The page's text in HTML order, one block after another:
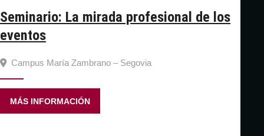
Seminario: La mirada profesional de los
eventos
Campus María Zambrano – Segovia
MÁS INFORMACIÓN